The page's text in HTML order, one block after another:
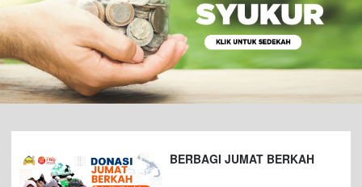
BERBAGI JUMAT BERKAH